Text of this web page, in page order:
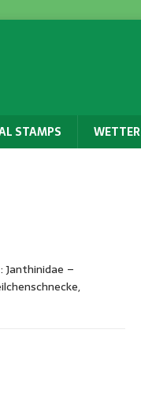
STAMPS WETTER
Janthinidae –